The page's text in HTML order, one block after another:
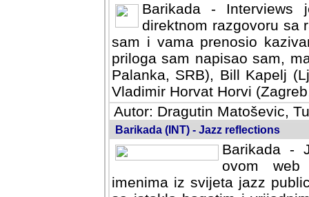
Barikada -
direktnom razgovoru sa
sam i vama prenosio
priloga sam napisao sam,
Palanka, SRB), Bill Kapelj
Vladimir Horvat Horvi
Autor: Dragutin Matoševic,
Barikada (INT) - Jazz reflections
Barikada -
ovom web
imenima iz svijeta jazz